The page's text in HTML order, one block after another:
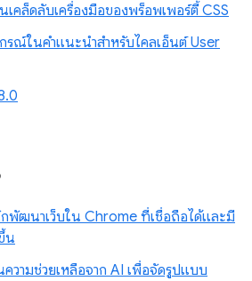
คล็ดลับเครื่องมือของพร็อพเพอร์ตี้ CSS
ณ์ในคำแนะนำสำหรับไคลเอ็นต์ User
พัฒนาเว็บใน Chrome ที่เชื่อถือได้และมี
น
วามช่วยเหลือจาก AI เพื่อจัดรูปแบบ